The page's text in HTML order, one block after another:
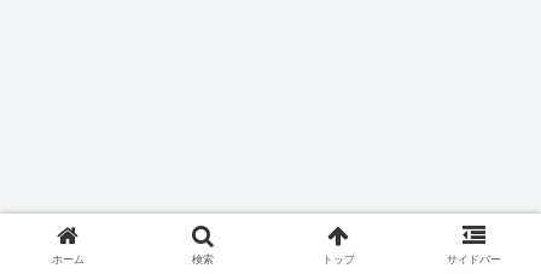
ホーム 検索 トップ サイドバー